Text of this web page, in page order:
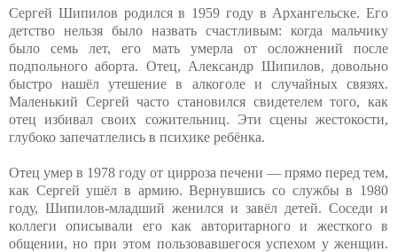
Сергей Шипилов родился в 1959 году в Архангельске. Его
детство нельзя было назвать счастливым: когда мальчику
было семь лет, его мать умерла от осложнений после
подпольного аборта. Отец, Александр Шипилов, довольно
быстро нашёл утешение в алкоголе и случайных связях.
Маленький Сергей часто становился свидетелем того, как
отец избивал своих сожительниц. Эти сцены жестокости,
глубоко запечатлелись в психике ребёнка.
Отец умер в 1978 году от цирроза печени — прямо перед тем,
как Сергей ушёл в армию. Вернувшись со службы в 1980
году, Шипилов-младший женился и завёл детей. Соседи и
коллеги описывали его как авторитарного и жесткого в
общении, но при этом пользовавшегося успехом у женщин.